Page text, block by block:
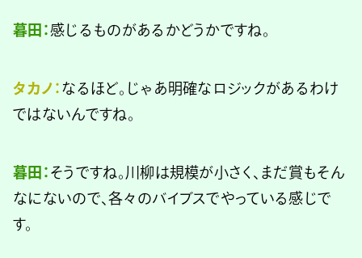
暮田：感じるものがあるかどうかですね。
タカノ： なるほど。じゃあ明確なロジックがあるわけ
ではないんですね。
暮田： そうですね。川柳は規模が小さく、まだ賞もそん
なにないので、各々のバイブスでやっている感じで
す。